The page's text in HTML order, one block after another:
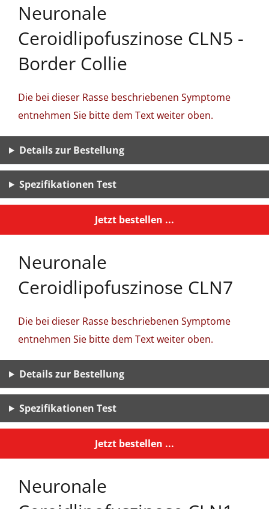
Neuronale
Ceroidlipofuszinose CLN5 -
Border Collie
Die bei dieser Rasse beschriebenen Symptome
entnehmen Sie bitte dem Text weiter oben.
Details zur Bestellung
Spezifikationen Test
Jetzt bestellen ...
Neuronale
Ceroidlipofuszinose CLN7
Die bei dieser Rasse beschriebenen Symptome
entnehmen Sie bitte dem Text weiter oben.
Details zur Bestellung
Spezifikationen Test
Jetzt bestellen ...
Neuronale